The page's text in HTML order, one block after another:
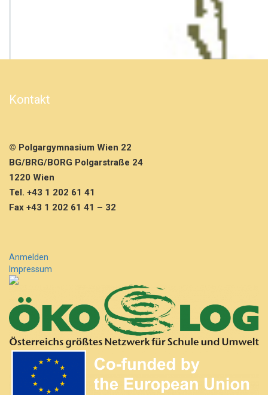
Kontakt
© Polgargymnasium Wien 22
BG/BRG/BORG Polgarstraße 24
1220 Wien
Tel. +43 1 202 61 41
Fax +43 1 202 61 41 – 32
Anmelden
Impressum